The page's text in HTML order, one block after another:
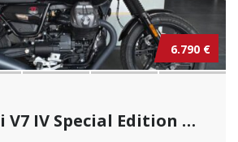
6.790 €
Moto Guzzi V7 IV Special Edition _ Usato Per...